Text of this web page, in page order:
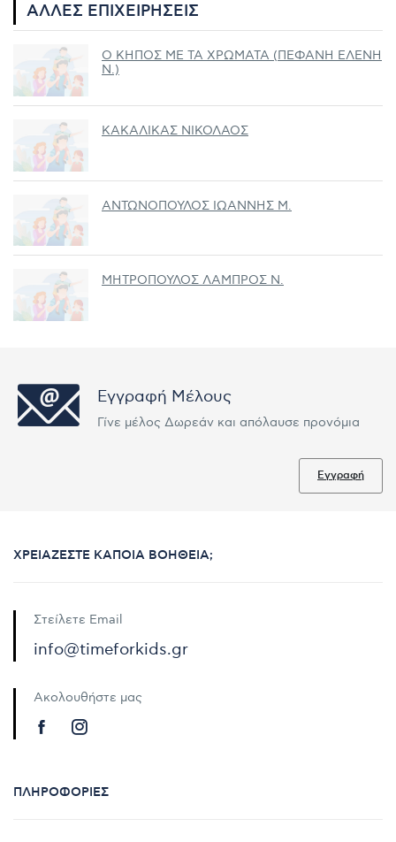
ΆΛΛΕΣ ΕΠΙΧΕΙΡΉΣΕΙΣ
Ο ΚΗΠΟΣ ΜΕ ΤΑ ΧΡΩΜΑΤΑ (ΠΕΦΑΝΗ ΕΛΕΝΗ
Ν.)
ΚΑΚΑΛΙΚΑΣ ΝΙΚΟΛΑΟΣ
ΑΝΤΩΝΟΠΟΥΛΟΣ ΙΩΑΝΝΗΣ Μ.
ΜΗΤΡΟΠΟΥΛΟΣ ΛΑΜΠΡΟΣ Ν.
Εγγραφή Μέλους
Γίνε μέλος Δωρεάν και απόλαυσε προνόμια
Εγγραφή
ΧΡΕΙΆΖΕΣΤΕ ΚΆΠΟΙΑ ΒΟΉΘΕΙΑ;
Στείλετε Email
info@timeforkids.gr
Ακολουθήστε μας
ΠΛΗΡΟΦΟΡΊΕΣ